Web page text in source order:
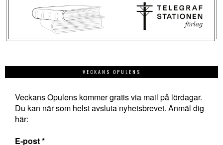
VECKANS OPULENS
Veckans Opulens kommer gratis via mail på lördagar.
Du kan när som helst avsluta nyhetsbrevet. Anmäl dig
här:
E-post*